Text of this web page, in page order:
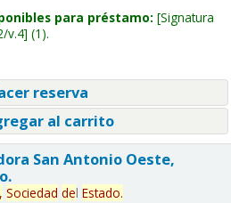
para préstamo: Signatura
v.4 (1).
reserva
al carrito
San Antonio Oeste,
Sociedad del Estado.